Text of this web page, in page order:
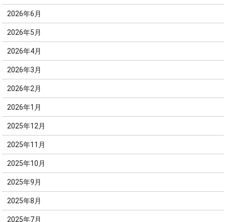
2026年6月
2026年5月
2026年4月
2026年3月
2026年2月
2026年1月
2025年12月
2025年11月
2025年10月
2025年9月
2025年8月
2025年7月